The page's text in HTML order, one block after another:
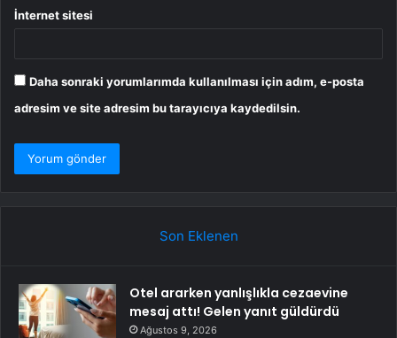
İnternet sitesi
Daha sonraki yorumlarımda kullanılması için adım, e-posta
adresim ve site adresim bu tarayıcıya kaydedilsin.
Son Eklenen
Otel ararken yanlışlıkla cezaevine
mesaj attı! Gelen yanıt güldürdü
Ağustos 9, 2026